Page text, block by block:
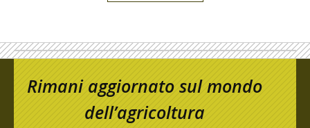
Rimani aggiornato sul mondo
dell’agricoltura